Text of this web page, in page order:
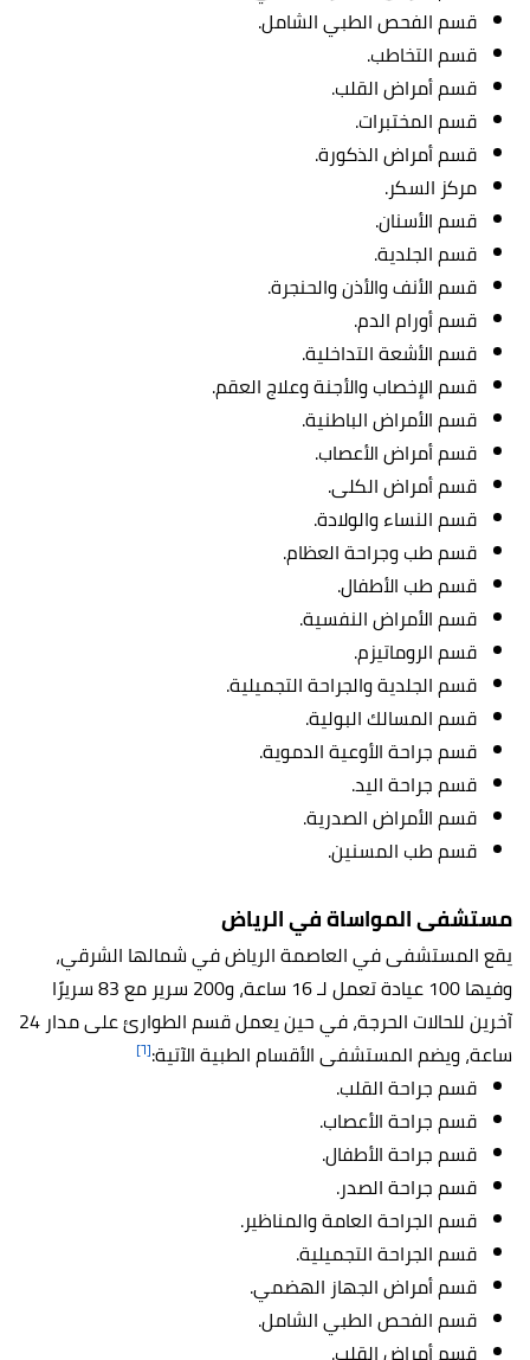
قسم الفحص الطبي الشامل.
قسم التخاطب.
قسم أمراض القلب.
قسم المختبرات.
قسم أمراض الذكورة.
مركز السكر.
قسم الأسنان.
قسم الجلدية.
قسم الأنف والأذن والحنجرة.
قسم أورام الدم.
قسم الأشعة التداخلية.
قسم الإخصاب والأجنة وعلاج العقم.
قسم الأمراض الباطنية.
قسم أمراض الأعصاب.
قسم أمراض الكلى.
قسم النساء والولادة.
قسم طب وجراحة العظام.
قسم طب الأطفال.
قسم الأمراض النفسية.
قسم الروماتيزم.
قسم الجلدية والجراحة التجميلية.
قسم المسالك البولية.
قسم جراحة الأوعية الدموية.
قسم جراحة اليد.
قسم الأمراض الصدرية.
قسم طب المسنين.
مستشفى المواساة في الرياض
يقع المستشفى في العاصمة الرياض في شمالها الشرقي،
وفيها 100 عيادة تعمل لـ 16 ساعة، و200 سرير مع 83 سريرًا
آخرين للحالات الحرجة، في حين يعمل قسم الطوارئ على مدار 24
ساعة، ويضم المستشفى الأقسام الطبية الآتية:[٦]
قسم جراحة القلب.
قسم جراحة الأعصاب.
قسم جراحة الأطفال.
قسم جراحة الصدر.
قسم الجراحة العامة والمناظير.
قسم الجراحة التجميلية.
قسم أمراض الجهاز الهضمي.
قسم الفحص الطبي الشامل.